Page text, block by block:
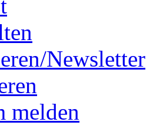
Newsletter
melden